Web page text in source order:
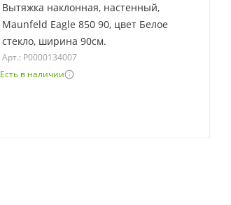
Вытяжка наклонная, настенный,
Maunfeld Eagle 850 90, цвет Белое
стекло, ширина 90см.
Арт.: Р0000134007
Есть в наличии